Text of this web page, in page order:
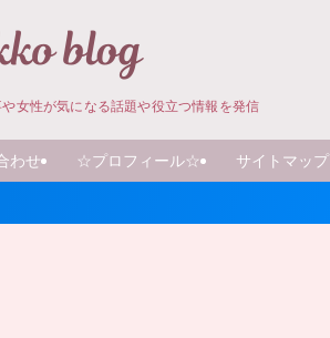
女性が気になる話題や役立つ情報を発信
わせ ☆プロフィール☆ サイトマップ